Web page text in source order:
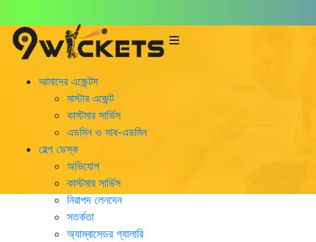
আমাদের এজেন্টস
মাস্টার এজেন্ট
কাস্টমার সার্ভিস
এডমিন ও সাব-এডমিন
হেল্প ডেস্ক
অভিযোগ
কাস্টমার সার্ভিস
নিরাপদ লেনদেন
সতর্কতা
অ্যাম্বাসেডর গ্যালারি